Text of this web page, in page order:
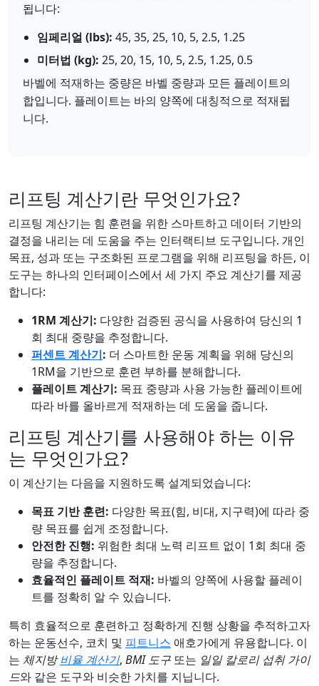
됩니다:
임페리얼 (lbs): 45, 35, 25, 10, 5, 2.5, 1.25
미터법 (kg): 25, 20, 15, 10, 5, 2.5, 1.25, 0.5
바벨에 적재하는 중량은 바벨 중량과 모든 플레이트의
합입니다. 플레이트는 바의 양쪽에 대칭적으로 적재됩
니다.
리프팅 계산기란 무엇인가요?
리프팅 계산기는 힘 훈련을 위한 스마트하고 데이터 기반의
결정을 내리는 데 도움을 주는 인터랙티브 도구입니다. 개인
목표, 성과 또는 구조화된 프로그램을 위해 리프팅을 하든, 이
도구는 하나의 인터페이스에서 세 가지 주요 계산기를 제공
합니다:
1RM 계산기: 다양한 검증된 공식을 사용하여 당신의 1
회 최대 중량을 추정합니다.
퍼센트 계산기: 더 스마트한 운동 계획을 위해 당신의
1RM을 기반으로 훈련 부하를 분해합니다.
플레이트 계산기: 목표 중량과 사용 가능한 플레이트에
따라 바를 올바르게 적재하는 데 도움을 줍니다.
리프팅 계산기를 사용해야 하는 이유
는 무엇인가요?
이 계산기는 다음을 지원하도록 설계되었습니다:
목표 기반 훈련: 다양한 목표(힘, 비대, 지구력)에 따라 중
량 목표를 쉽게 조정합니다.
안전한 진행: 위험한 최대 노력 리프트 없이 1회 최대 중
량을 추정합니다.
효율적인 플레이트 적재: 바벨의 양쪽에 사용할 플레이
트를 정확히 알 수 있습니다.
특히 효율적으로 훈련하고 정확하게 진행 상황을 추적하고자
하는 운동선수, 코치 및 피트니스 애호가에게 유용합니다. 이
는 체지방비율 계산기, BMI 도구 또는 일일 칼로리 섭취 가이
드와 같은 도구와 비슷한 가치를 지닙니다.